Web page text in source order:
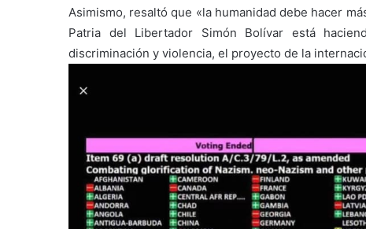
Asimismo, resaltó que «la humanidad debe hacer
Patria del Libertador Simón Bolívar está
discriminación y violencia, el proyecto de la